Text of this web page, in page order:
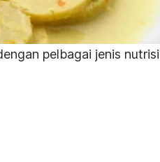
pelbagai jenis